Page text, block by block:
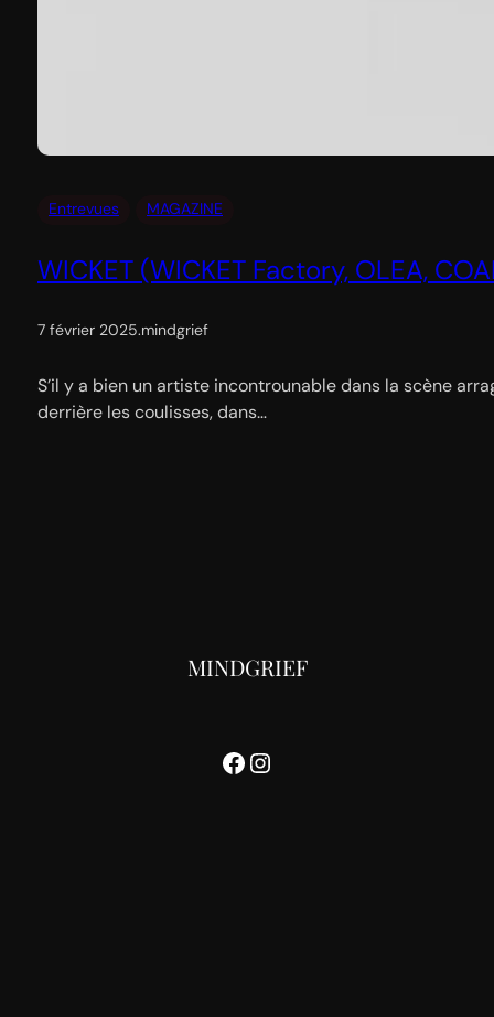
Entrevues MAGAZINE
WICKET (WICKET Factory, OLEA,
7 février 2025.mindgrief
S’il y a bien un artiste incontrounable dans la scène
derrière les coulisses, dans…
MINDGRIEF
Facebook
Instagram